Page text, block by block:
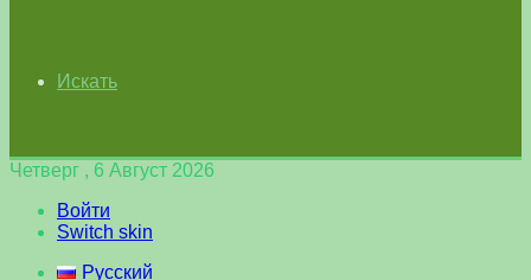
Искать
Четверг , 6 Август 2026
Войти
Switch skin
Русский